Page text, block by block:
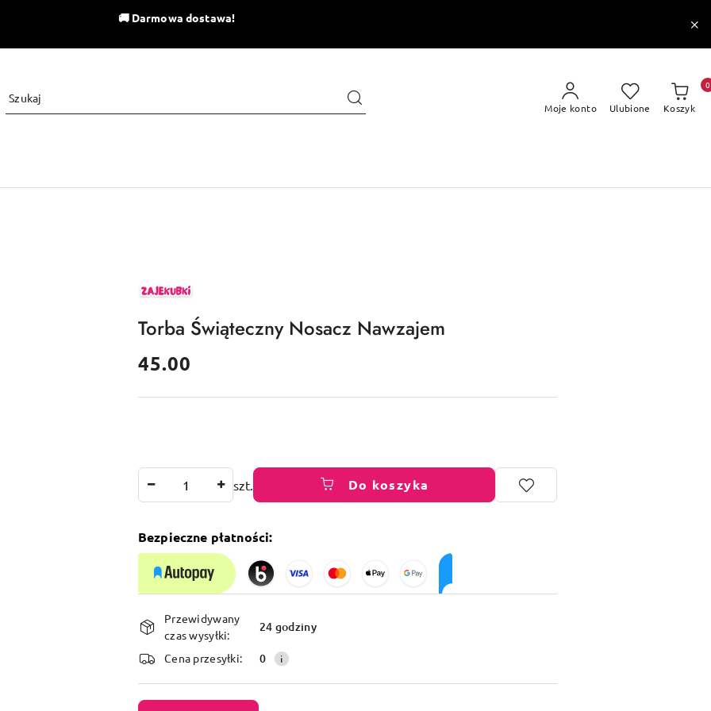
🚚 Darmowa dostawa!
Moje konto Ulubione Koszyk
0
ZAJEKUBKI
Torba Świąteczny Nosacz Nawzajem
cena:
45.00
szt. Do koszyka
Bezpieczne płatności:
Dostępność
i
dostawa
Przewidywany
czas wysyłki:
24 godziny
Cena przesyłki: 0